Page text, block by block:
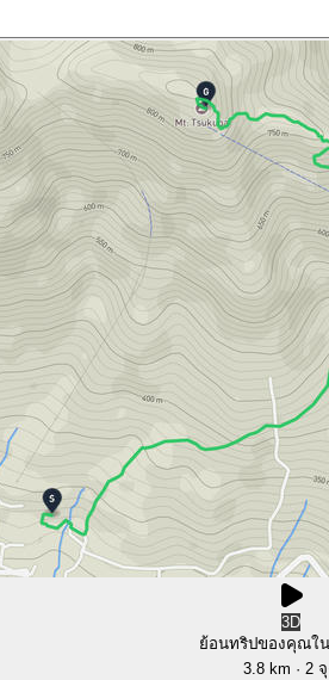
3D
ย้อนทริปของคุณใ
3.8 km · 2